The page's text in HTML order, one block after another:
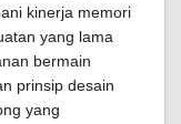
kinerja memori
yang lama
bermain
prinsip desain
yang